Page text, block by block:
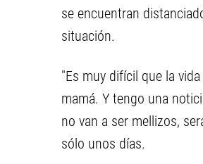
se encuentran
situación.
"Es muy difícil que la
mamá. Y tengo una
no van a ser mellizos,
sólo unos días.